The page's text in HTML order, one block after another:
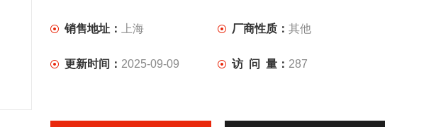
销售地址： 上海 厂商性质：其他
更新时间： 2025-09-09 访 问 量： 287